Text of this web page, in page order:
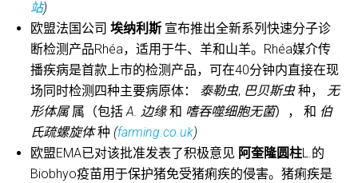
站)
欧盟法国公司 埃纳利斯 宣布推出全新系列快速分子诊
断检测产品Rhéa，适用于牛、羊和山羊。Rhéa媒介传
播疾病是首款上市的检测产品，可在40分钟内直接在现
场同时检测四种主要病原体： 泰勒虫, 巴贝斯虫种， 无
形体属属（包括A. 边缘和 嗜吞噬细胞无菌）， 和 伯
氏疏螺旋体种 (farming.co.uk)
欧盟EMA已对该批准发表了积极意见 阿奎隆圆柱L.的
Biobhyo疫苗用于保护猪免受猪痢疾的侵害。猪痢疾是